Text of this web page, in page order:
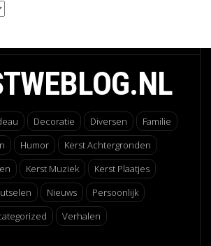
Decoratie Diversen
Familie
Humor
Kerst Achtergronden
Kerst Muziek
Kerst Plaatjes
Nieuws
Persoonlijk
Verhalen